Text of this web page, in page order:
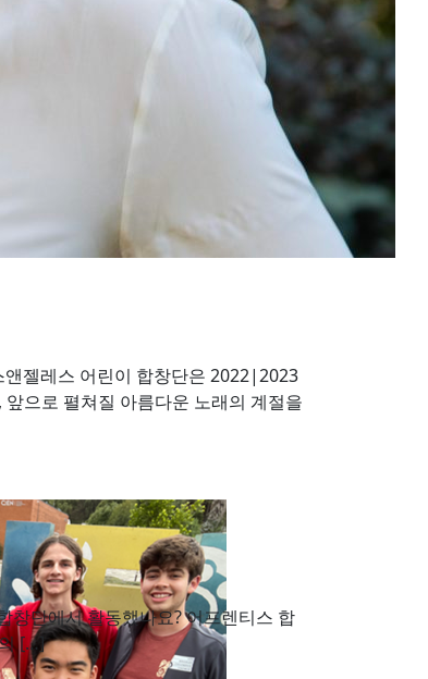
젤레스 어린이 합창단은 2022|2023
으로 펼쳐질 아름다운 노래의 계절을
창단에서 활동했나요? 어프렌티스 합
[…]